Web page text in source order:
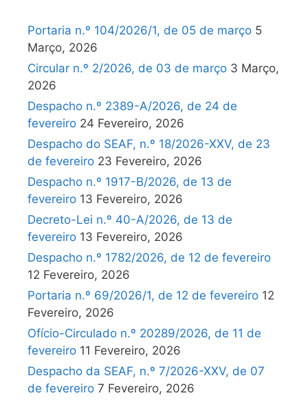
Portaria n.º 104/2026/1, de 05 de março 5
Março, 2026
Circular n.º 2/2026, de 03 de março 3 Março,
2026
Despacho n.º 2389-A/2026, de 24 de
fevereiro 24 Fevereiro, 2026
Despacho do SEAF, n.º 18/2026-XXV, de 23
de fevereiro 23 Fevereiro, 2026
Despacho n.º 1917-B/2026, de 13 de
fevereiro 13 Fevereiro, 2026
Decreto-Lei n.º 40-A/2026, de 13 de
fevereiro 13 Fevereiro, 2026
Despacho n.º 1782/2026, de 12 de fevereiro
12 Fevereiro, 2026
Portaria n.º 69/2026/1, de 12 de fevereiro 12
Fevereiro, 2026
Ofício-Circulado n.º 20289/2026, de 11 de
fevereiro 11 Fevereiro, 2026
Despacho da SEAF, n.º 7/2026-XXV, de 07
de fevereiro 7 Fevereiro, 2026